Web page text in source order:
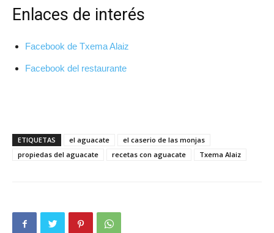
Enlaces de interés
Facebook de Txema Alaiz
Facebook del restaurante
ETIQUETAS el aguacate
el caserio de las monjas
propiedas del aguacate
recetas con aguacate Txema Alaiz